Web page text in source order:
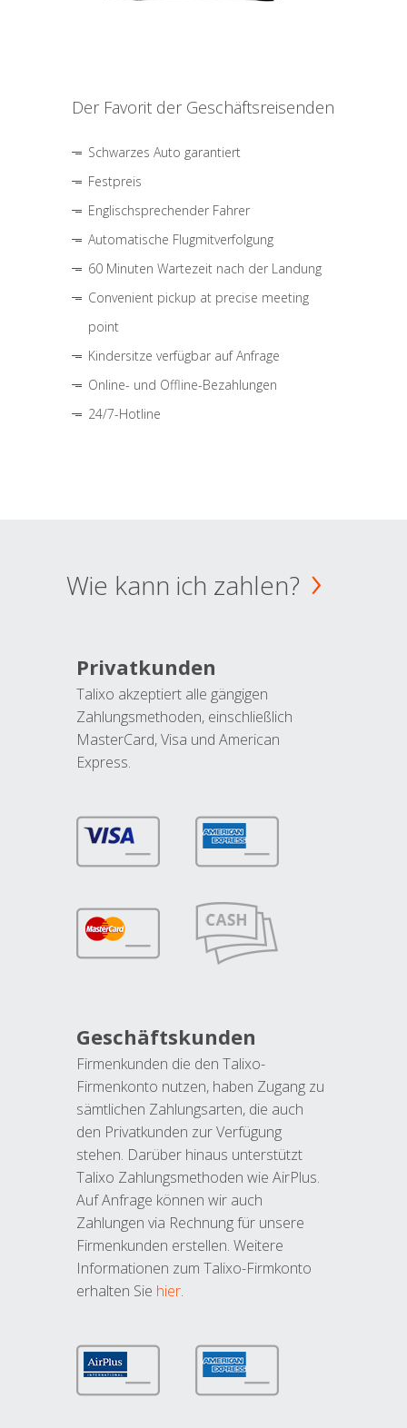
Der Favorit der Geschäftsreisenden
Schwarzes Auto garantiert
Festpreis
Englischsprechender Fahrer
Automatische Flugmitverfolgung
60 Minuten Wartezeit nach der Landung
Convenient pickup at precise meeting
point
Kindersitze verfügbar auf Anfrage
Online- und Offline-Bezahlungen
24/7-Hotline
Wie kann ich zahlen?
Privatkunden
Talixo akzeptiert alle gängigen
Zahlungsmethoden, einschließlich
MasterCard, Visa und American
Express.
Geschäftskunden
Firmenkunden die den Talixo-
Firmenkonto nutzen, haben Zugang zu
sämtlichen Zahlungsarten, die auch
den Privatkunden zur Verfügung
stehen. Darüber hinaus unterstützt
Talixo Zahlungsmethoden wie AirPlus.
Auf Anfrage können wir auch
Zahlungen via Rechnung für unsere
Firmenkunden erstellen. Weitere
Informationen zum Talixo-Firmkonto
erhalten Sie hier.